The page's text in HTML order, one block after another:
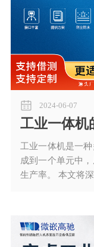
2024-06-07
工业一体机
工业一体机是一
成到一个单元中
生产率。 本文将